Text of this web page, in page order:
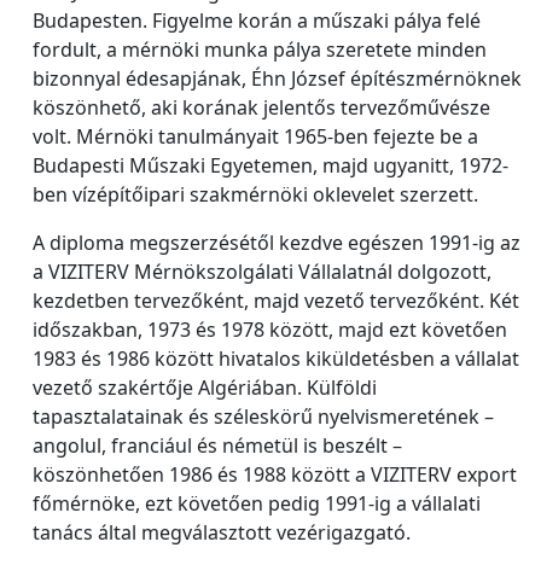
Budapesten. Figyelme korán a műszaki pálya felé
fordult, a mérnöki munka pálya szeretete minden
bizonnyal édesapjának, Éhn József építészmérnöknek
köszönhető, aki korának jelentős tervezőművésze
volt. Mérnöki tanulmányait 1965-ben fejezte be a
Budapesti Műszaki Egyetemen, majd ugyanitt, 1972-
ben vízépítőipari szakmérnöki oklevelet szerzett.
A diploma megszerzésétől kezdve egészen 1991-ig az
a VIZITERV Mérnökszolgálati Vállalatnál dolgozott,
kezdetben tervezőként, majd vezető tervezőként. Két
időszakban, 1973 és 1978 között, majd ezt követően
1983 és 1986 között hivatalos kiküldetésben a vállalat
vezető szakértője Algériában. Külföldi
tapasztalatainak és széleskörű nyelvismeretének –
angolul, franciául és németül is beszélt –
köszönhetően 1986 és 1988 között a VIZITERV export
főmérnöke, ezt követően pedig 1991-ig a vállalati
tanács által megválasztott vezérigazgató.